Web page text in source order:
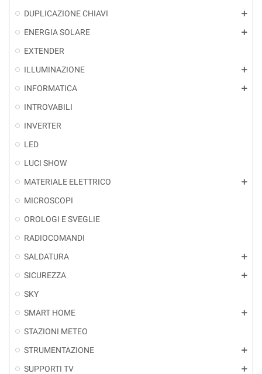
DUPLICAZIONE CHIAVI add
ENERGIA SOLARE add
EXTENDER
ILLUMINAZIONE
add
INFORMATICA add
INTROVABILI
INVERTER
LED
LUCI SHOW
MATERIALE ELETTRICO
add
MICROSCOPI
OROLOGI E SVEGLIE
RADIOCOMANDI
SALDATURA
add
SICUREZZA add
SKY
SMART HOME
add
STAZIONI METEO
STRUMENTAZIONE
add
SUPPORTI TV add